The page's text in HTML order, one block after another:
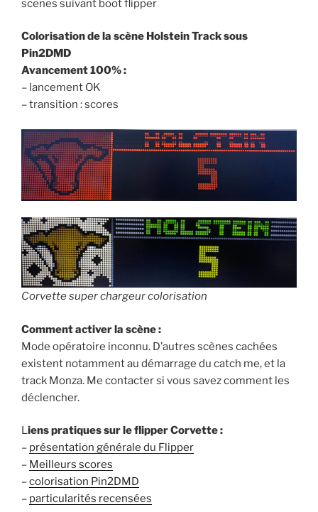
scenes suivant boot flipper
Colorisation de la scène Holstein Track sous
Pin2DMD
Avancement 100% :
– lancement OK
– transition : scores
Corvette super chargeur colorisation
Comment activer la scène :
Mode opératoire inconnu. D’autres scènes cachées
existent notamment au démarrage du catch me, et la
track Monza. Me contacter si vous savez comment les
déclencher.
Liens pratiques sur le flipper Corvette :
– présentation générale du Flipper
– Meilleurs scores
–colorisation Pin2DMD
– particularités recensées